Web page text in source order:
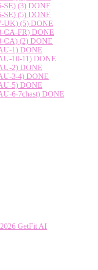
SE) (3) DONE
SE) (5) DONE
UK) (5) DONE
CA-FR) DONE
CA) (2) DONE
1) DONE
10-11) DONE
2) DONE
3-4) DONE
5) DONE
6-7chast) DONE
GetFit AI